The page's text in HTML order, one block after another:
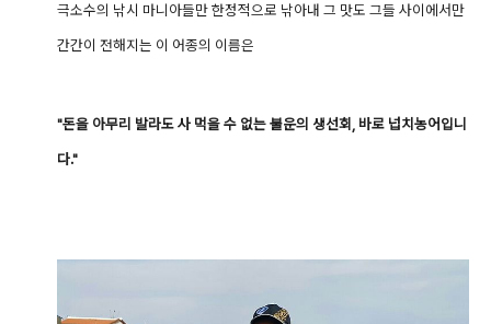
극소수의 낚시 마니아들만 한정적으로 낚아내 그 맛도 그들 사이에서만
간간이 전해지는 이 어종의 이름은
"돈을 아무리 발라도 사 먹을 수 없는 불운의 생선회, 바로 넙치농어입니
다."